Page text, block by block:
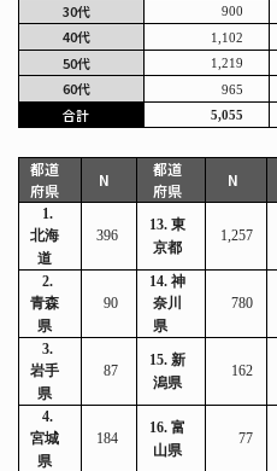
30代 900
40代 1,102
50代 1,219
60代 965
合計 5,055
都道
府県
N
都道
府県
N
1.
北海
道
396
13.東
京都
1,257
2.
青森
県
90
14.神
奈川
県
780
3.
岩手
県
87
15.新
潟県
162
4.
宮城
県
184
16.富
山県
77